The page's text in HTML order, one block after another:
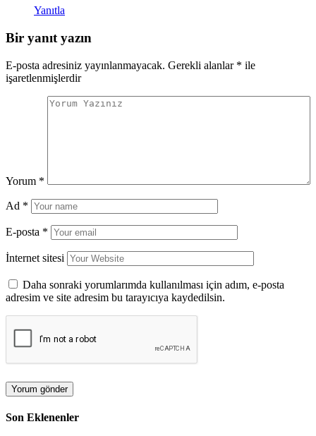
Yanıtla
Bir yanıt yazın
E-posta adresiniz yayınlanmayacak. Gerekli alanlar * ile
işaretlenmişlerdir
Yorum *
Ad *
E-posta *
İnternet sitesi
Daha sonraki yorumlarımda kullanılması için adım, e-posta
adresim ve site adresim bu tarayıcıya kaydedilsin.
Son Eklenenler